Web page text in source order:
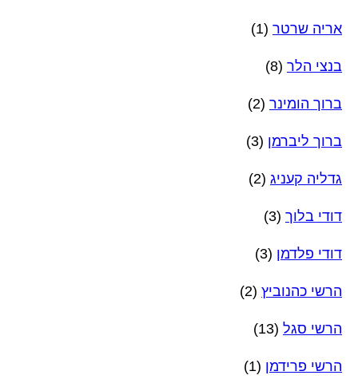
אריה שרטר (1)
בנצי הלר (8)
ברוך הומינר (2)
ברוך ליברמן (3)
גדליה קעניג (2)
דודי בלוך (3)
דודי פלדמן (3)
הרשי כהנוביץ (2)
הרשי סגל (13)
הרשי פרידמן (1)